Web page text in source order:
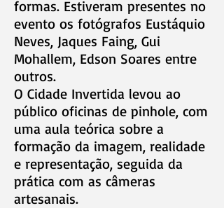
formas. Estiveram presentes no
evento os fotógrafos Eustáquio
Neves, Jaques Faing, Gui
Mohallem, Edson Soares entre
outros.
O Cidade Invertida levou ao
público oficinas de pinhole, com
uma aula teórica sobre a
formação da imagem, realidade
e representação, seguida da
prática com as câmeras
artesanais.